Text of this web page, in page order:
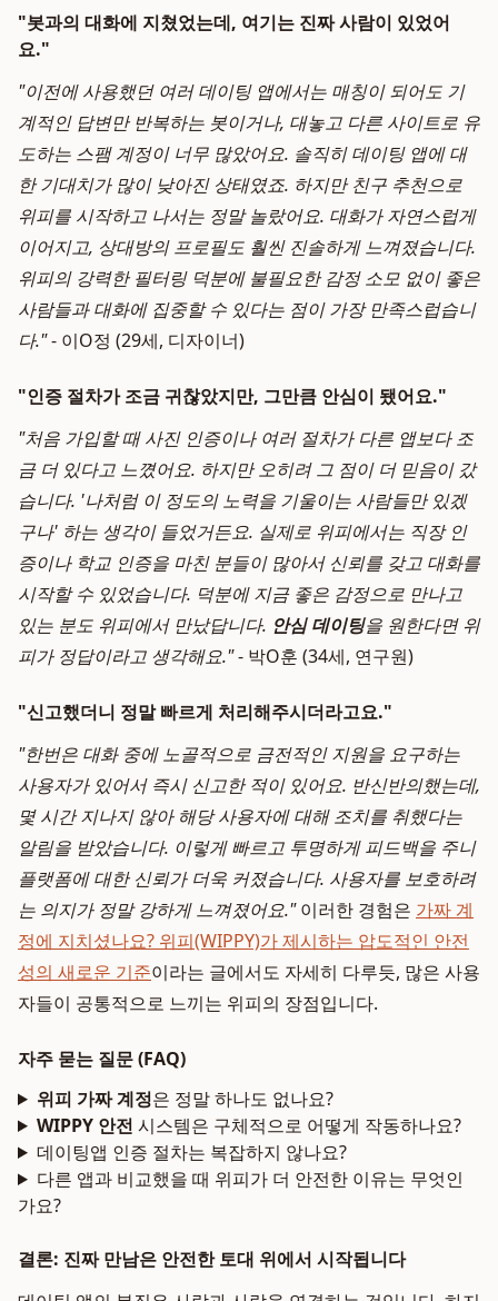
"봇과의 대화에 지쳤었는데, 여기는 진짜 사람이 있었어
요."
"이전에 사용했던 여러 데이팅 앱에서는 매칭이 되어도 기
계적인 답변만 반복하는 봇이거나, 대놓고 다른 사이트로 유
도하는 스팸 계정이 너무 많았어요. 솔직히 데이팅 앱에 대
한 기대치가 많이 낮아진 상태였죠. 하지만 친구 추천으로
위피를 시작하고 나서는 정말 놀랐어요. 대화가 자연스럽게
이어지고, 상대방의 프로필도 훨씬 진솔하게 느껴졌습니다.
위피의 강력한 필터링 덕분에 불필요한 감정 소모 없이 좋은
사람들과 대화에 집중할 수 있다는 점이 가장 만족스럽습니
다."- 이O정 (29세, 디자이너)
"인증 절차가 조금 귀찮았지만, 그만큼 안심이 됐어요."
"처음 가입할 때 사진 인증이나 여러 절차가 다른 앱보다 조
금 더 있다고 느꼈어요. 하지만 오히려 그 점이 더 믿음이 갔
습니다. '나처럼 이 정도의 노력을 기울이는 사람들만 있겠
구나' 하는 생각이 들었거든요. 실제로 위피에서는 직장 인
증이나 학교 인증을 마친 분들이 많아서 신뢰를 갖고 대화를
시작할 수 있었습니다. 덕분에 지금 좋은 감정으로 만나고
있는 분도 위피에서 만났답니다. 안심 데이팅을 원한다면 위
피가 정답이라고 생각해요."- 박O훈 (34세, 연구원)
"신고했더니 정말 빠르게 처리해주시더라고요."
"한번은 대화 중에 노골적으로 금전적인 지원을 요구하는
사용자가 있어서 즉시 신고한 적이 있어요. 반신반의했는데,
몇 시간 지나지 않아 해당 사용자에 대해 조치를 취했다는
알림을 받았습니다. 이렇게 빠르고 투명하게 피드백을 주니
플랫폼에 대한 신뢰가 더욱 커졌습니다. 사용자를 보호하려
는 의지가 정말 강하게 느껴졌어요."이러한 경험은 가짜 계
정에 지치셨나요? 위피(WIPPY)가 제시하는 압도적인 안전
성의 새로운 기준이라는 글에서도 자세히 다루듯, 많은 사용
자들이 공통적으로 느끼는 위피의 장점입니다.
자주 묻는 질문 (FAQ)
위피 가짜 계정은 정말 하나도 없나요?
WIPPY 안전 시스템은 구체적으로 어떻게 작동하나요?
데이팅앱 인증 절차는 복잡하지 않나요?
다른 앱과 비교했을 때 위피가 더 안전한 이유는 무엇인
가요?
결론: 진짜 만남은 안전한 토대 위에서 시작됩니다